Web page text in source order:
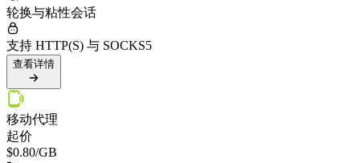
轮换与粘性会话
支持 HTTP(S) 与 SOCKS5
查看详情
移动代理
起价
$0.80/GB